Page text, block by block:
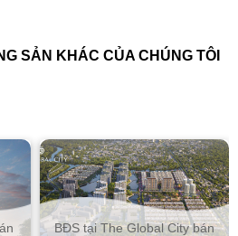
SẢN KHÁC CỦA CHÚNG TÔI
BĐS tại The Global City bán